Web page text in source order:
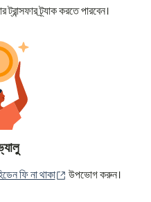
ট্র্যাক করতে পারবেন।
ফি না থাকা (নতুন উইন্ডোতে খুলবে)
উপভোগ করুন।